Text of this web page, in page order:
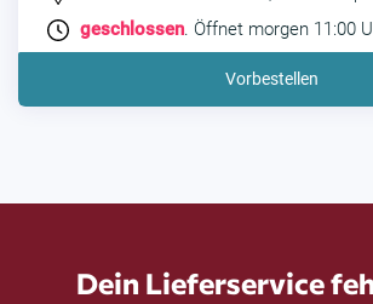
geschlossen. Öffnet morgen 11:00
Vorbestellen
Dein Lieferservice